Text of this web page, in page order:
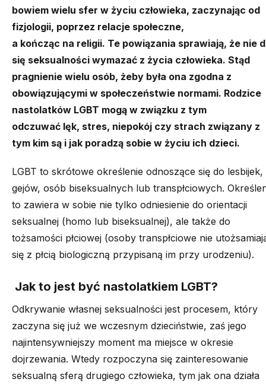
bowiem wielu sfer w życiu człowieka, zaczynając od
fizjologii, poprzez relacje społeczne,
a kończąc na religii. Te powiązania sprawiają, że nie
się seksualności wymazać z życia człowieka. Stąd
pragnienie wielu osób, żeby była ona zgodna z
obowiązującymi w społeczeństwie normami. Rodzice
nastolatków LGBT mogą w związku z tym
odczuwać lęk, stres, niepokój czy strach związany z
tym kim są i jak poradzą sobie w życiu ich dzieci.
LGBT to skrótowe określenie odnoszące się do lesbijek,
gejów, osób biseksualnych lub transpłciowych.
to zawiera w sobie nie tylko odniesienie do orientacji
seksualnej (homo lub biseksualnej), ale także do
tożsamości płciowej (osoby transpłciowe nie
się z płcią biologiczną przypisaną im przy urodzeniu).
Jak to jest być nastolatkiem LGBT?
Odkrywanie własnej seksualności jest procesem, który
zaczyna się już we wczesnym dzieciństwie, zaś jego
najintensywniejszy moment ma miejsce w okresie
dojrzewania. Wtedy rozpoczyna się zainteresowanie
seksualną sferą drugiego człowieka, tym jak ona działa